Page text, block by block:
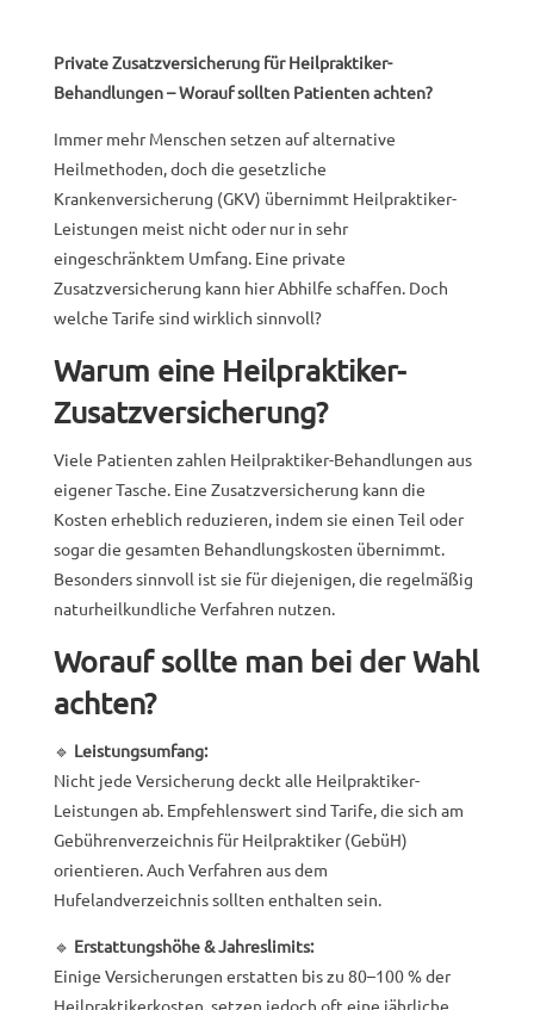
Private Zusatzversicherung für Heilpraktiker-
Behandlungen – Worauf sollten Patienten achten?
Immer mehr Menschen setzen auf alternative
Heilmethoden, doch die gesetzliche
Krankenversicherung (GKV) übernimmt Heilpraktiker-
Leistungen meist nicht oder nur in sehr
eingeschränktem Umfang. Eine private
Zusatzversicherung kann hier Abhilfe schaffen. Doch
welche Tarife sind wirklich sinnvoll?
Warum eine Heilpraktiker-
Zusatzversicherung?
Viele Patienten zahlen Heilpraktiker-Behandlungen aus
eigener Tasche. Eine Zusatzversicherung kann die
Kosten erheblich reduzieren, indem sie einen Teil oder
sogar die gesamten Behandlungskosten übernimmt.
Besonders sinnvoll ist sie für diejenigen, die regelmäßig
naturheilkundliche Verfahren nutzen.
Worauf sollte man bei der Wahl
achten?
🔹 Leistungsumfang:
Nicht jede Versicherung deckt alle Heilpraktiker-
Leistungen ab. Empfehlenswert sind Tarife, die sich am
Gebührenverzeichnis für Heilpraktiker (GebüH)
orientieren. Auch Verfahren aus dem
Hufelandverzeichnis sollten enthalten sein.
🔹 Erstattungshöhe & Jahreslimits:
Einige Versicherungen erstatten bis zu 80–100 % der
Heilpraktikerkosten, setzen jedoch oft eine jährliche